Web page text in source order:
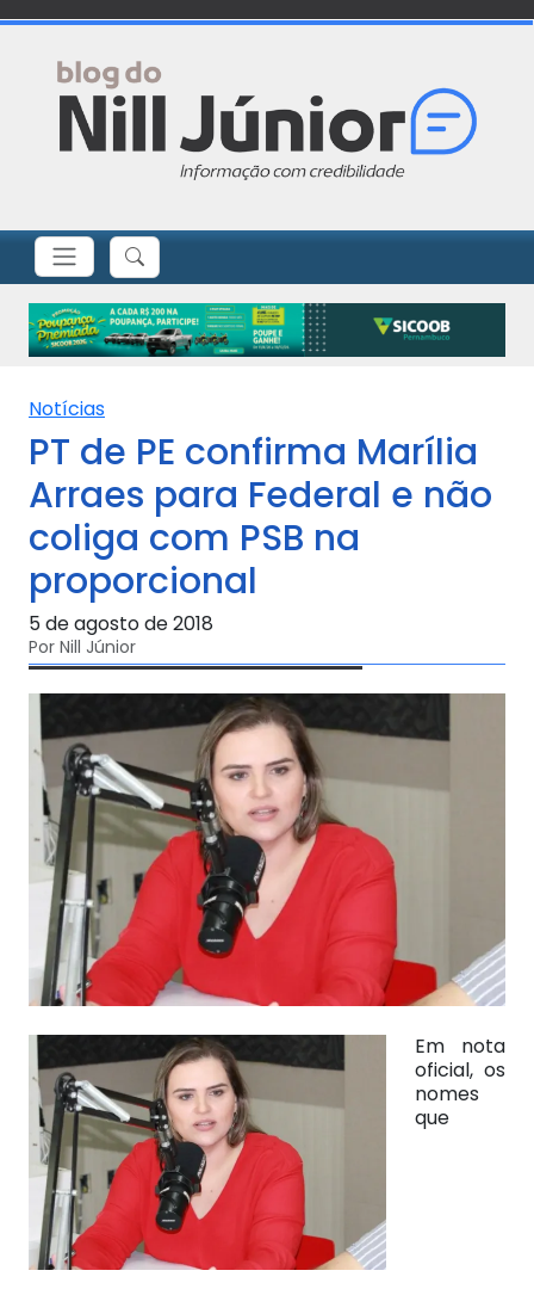
Notícias
PT de PE confirma Marília
Arraes para Federal e não
coliga com PSB na
proporcional
5 de agosto de 2018
Por Nill Júnior
Em nota
oficial, os
nomes
que